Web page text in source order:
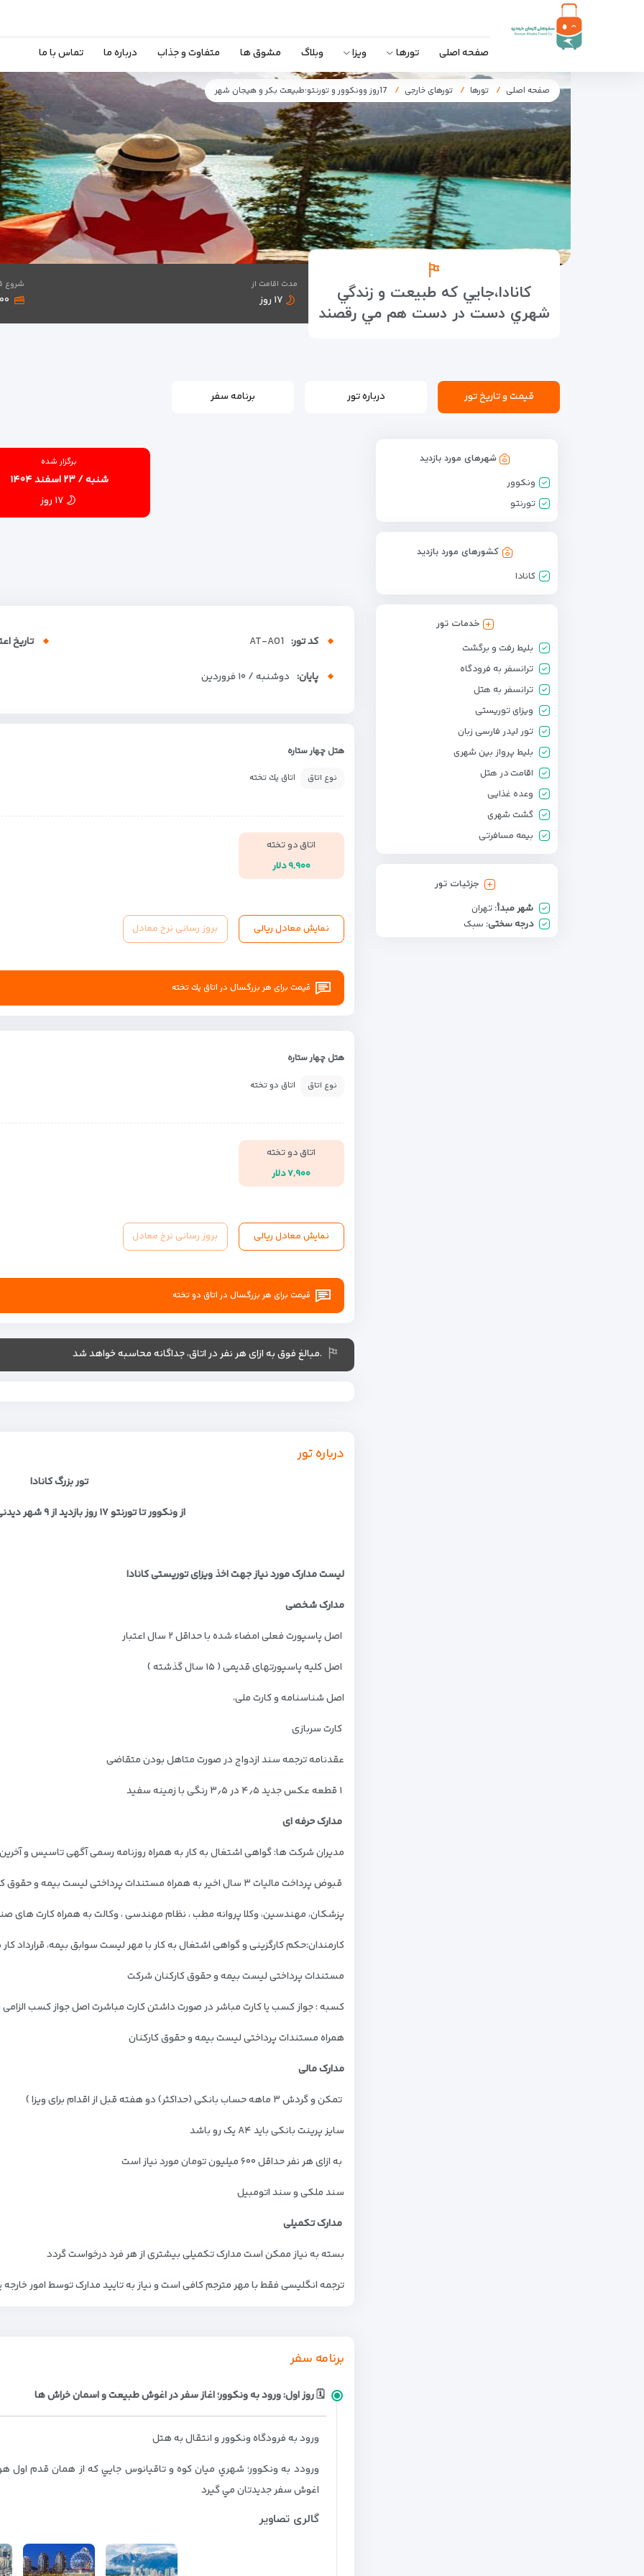
صفحه اصلی تورها ویزا وبلاگ مشوق ها متفاوت و جذاب درباره ما تماس با ما
صفحه اصلی تورها تورهای خارجی 17روز وونکوور و تورنتو؛طبیعت بکر و هیجان شهر
كانادا،جايي كه طبيعت و زندگي
شهري دست در دست هم مي رقصند
مدت اقامت از
۱۷ روز
شروع
قیمت و تاریخ تور درباره تور برنامه سفر
شهرهای مورد بازدید
ونكوور
تورنتو
کشورهای مورد بازدید
كانادا
خدمات تور
بلیط رفت و برگشت
ترانسفر به فرودگاه
ترانسفر به هتل
ویزای توریستی
تور لیدر فارسی زبان
بلیط پرواز بین شهری
اقامت در هتل
وعده غذایی
گشت شهری
بیمه مسافرتی
جزئیات تور
شهر مبدأ: تهران
درجه سختی: سبک
برگزار شده
شنبه / ۲۳ اسفند ۱۴۰۴
۱۷ روز
کد تور: AT-A01 تاریخ
پایان: دوشنبه / ۱۰ فروردین
هتل چهار ستاره
نوع اتاق اتاق يك تخته
اتاق دو تخته
۹,۹۰۰ دلار
نمایش معادل ریالی بروز رسانی نرخ معادل
قیمت برای هر بزرگسال در اتاق يك تخته
هتل چهار ستاره
نوع اتاق اتاق دو تخته
اتاق دو تخته
۷,۹۰۰ دلار
نمایش معادل ریالی بروز رسانی نرخ معادل
قیمت برای هر بزرگسال در اتاق دو تخته
.مبالغ فوق به ازای هر نفر در اتاق، جداگانه محاسبه خواهد شد
درباره تور
تور بزرگ کانادا
از ونکوور تا تورنتو۱۷روز بازدید از۹شهر
لیست مدارک مورد نیاز جهت اخذ ویزای توریستی کانادا
مدارک شخصی
اصل پاسپورت فعلی امضاء شده با حداقل ۲ سال اعتبار
اصل کلیه پاسپورتهای قدیمی ( ۱۵ سال گذشته )
اصل شناسنامه و کارت ملی،
کارت سربازی
عقدنامه ترجمه سند ازدواج در صورت متاهل بودن متقاضی
مدارک حرفه ای
مدیران شرکت ها: گواهی اشتغال به کار به همراه روزنامه رسمی آگهی تاسیس و
قبوض پرداخت مالیات ۳ سال اخیر به همراه مستندات پرداختی لیست بیمه و حقوق کارکنان
پزشکان، مهندسین، وکلا پروانه مطب ، نظام مهندسی ، وکالت به همراه کارت های
کارمندان:حکم کارگزینی و گواهی اشتغال به کار با مهر لیست سوابق بیمه، قرارداد کار با مهر و ۳ عدد فیش حقوقی اخیر با
مستندات پرداختی لیست بیمه و حقوق کارکنان شرکت
کسبه : جواز کسب یا کارت مباشر در صورت داشتن کارت مباشرت اصل جواز کسب الزامی است
همراه مستندات پرداختی لیست بیمه و حقوق کارکنان
مدارک مالی
تمکن و گردش ۳ ماهه حساب بانکی (حداکثر) دو هفته قبل از اقدام برای ویزا )
سایز پرینت بانکی باید A۴ یک رو باشد
به ازای هر نفر حداقل ۶۰۰ میلیون تومان مورد نیاز است
سند ملکی و سند اتومبیل
مدارک تکمیلی
بسته به نیاز ممکن است مدارک تکمیلی بیشتری از هر فرد درخواست گردد
ترجمه انگلیسی فقط با مهر مترجم کافی است و نیاز به تایید مدارک توسط امور
برنامه سفر
🗓 روز اول: ورود به ونكوور؛ اغاز سفر در اغوش طبيعت و اسمان خراش ها
ورود به فرودگاه ونكوور و انتقال به هتل
ورودد به ونكوور؛ شهري ميان كوه و تاقيانوس جايي كه از همان قدم اول
اغوش سفر جديدتان مي گيرد
گالری تصاویر